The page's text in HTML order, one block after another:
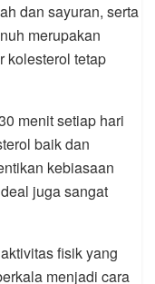
dan sayuran, serta
merupakan
kolesterol tetap
menit setiap hari
baik dan
kebiasaan
juga sangat
fisik yang
menjadi cara